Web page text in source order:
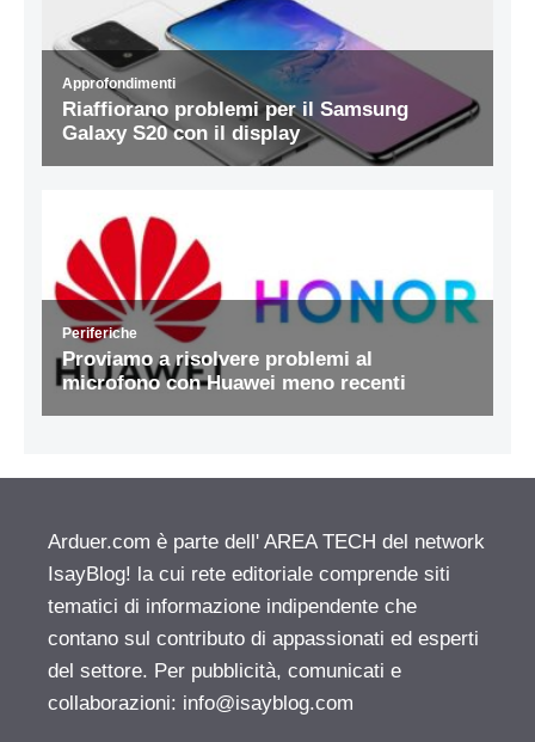
Arduer.com è parte dell' AREA TECH del network
IsayBlog! la cui rete editoriale comprende siti
tematici di informazione indipendente che
contano sul contributo di appassionati ed esperti
del settore. Per pubblicità, comunicati e
collaborazioni: info@isayblog.com